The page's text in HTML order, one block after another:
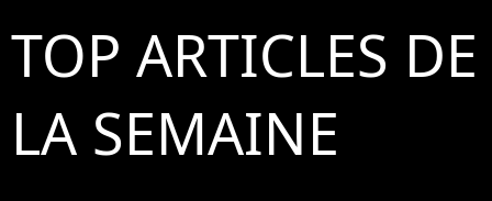
TOP ARTICLES DE
LA SEMAINE